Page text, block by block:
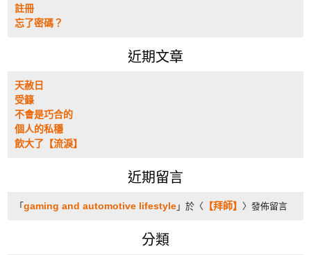
註冊
忘了密碼？
近期文章
天赦日
受籙
不會是巧合的
個人的私穩
飲大了【流淚】
近期留言
「gaming and automotive lifestyle 」於〈 【拜師】 〉發佈留言
分類